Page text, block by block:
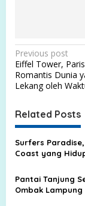
P
o
s
t
n
a
v
i
g
Previous post
Eiffel Tower,
Romantis Dunia
Lekang oleh
Related Posts
Surfers
Coast yang
Pantai Tanjung
Ombak